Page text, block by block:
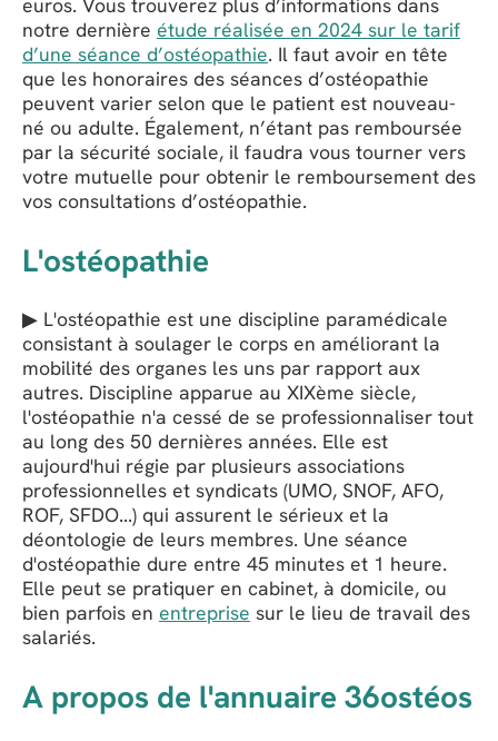
notre dernière étude réalisée en 2024 sur le tarif
d’une séance d’ostéopathie. Il faut avoir en tête
que les honoraires des séances d’ostéopathie
peuvent varier selon que le patient est nouveau-
né ou adulte. Également, n’étant pas remboursée
par la sécurité sociale, il faudra vous tourner vers
votre mutuelle pour obtenir le remboursement des
vos consultations d’ostéopathie.
L'ostéopathie
▶ L'ostéopathie est une discipline paramédicale
consistant à soulager le corps en améliorant la
mobilité des organes les uns par rapport aux
autres. Discipline apparue au XIXème siècle,
l'ostéopathie n'a cessé de se professionnaliser tout
au long des 50 dernières années. Elle est
aujourd'hui régie par plusieurs associations
professionnelles et syndicats (UMO, SNOF, AFO,
ROF, SFDO...) qui assurent le sérieux et la
déontologie de leurs membres. Une séance
d'ostéopathie dure entre 45 minutes et 1 heure.
Elle peut se pratiquer en cabinet, à domicile, ou
bien parfois en entreprise sur le lieu de travail des
salariés.
A propos de l'annuaire 36ostéos